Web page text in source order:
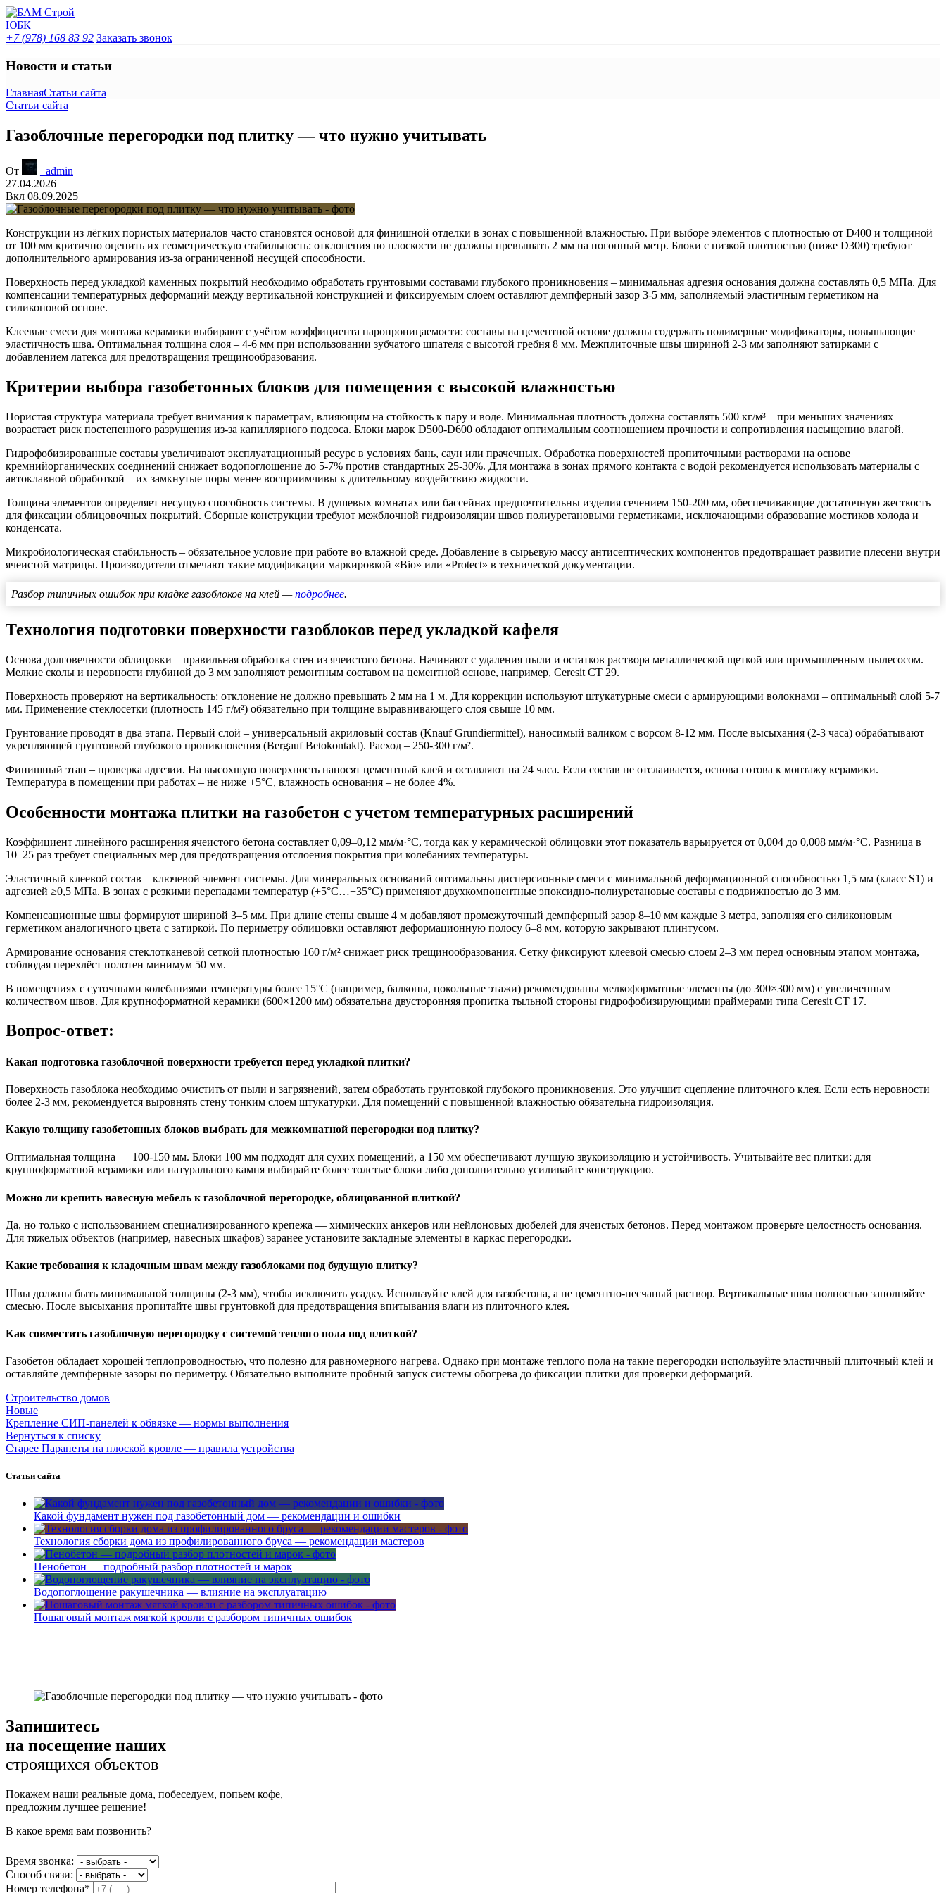
+7 (978) 168 83 92 Заказать звонок
Новости и статьи
ГлавнаяСтатьи сайта
Статьи сайта
Газоблочные перегородки под плитку — что нужно учитывать
От
_admin
27.04.2026
Вкл 08.09.2025
Конструкции из лёгких пористых материалов часто становятся основой для финишной отделки в зонах с повышенной влажностью. При выборе элементов с плотностью от D400 и толщиной
от 100 мм критично оценить их геометрическую стабильность: отклонения по плоскости не должны превышать 2 мм на погонный метр. Блоки с низкой плотностью (ниже D300) требуют
дополнительного армирования из-за ограниченной несущей способности.
Поверхность перед укладкой каменных покрытий необходимо обработать грунтовыми составами глубокого проникновения – минимальная адгезия основания должна составлять 0,5 МПа. Для
компенсации температурных деформаций между вертикальной конструкцией и фиксируемым слоем оставляют демпферный зазор 3-5 мм, заполняемый эластичным герметиком на
силиконовой основе.
Клеевые смеси для монтажа керамики выбирают с учётом коэффициента паропроницаемости: составы на цементной основе должны содержать полимерные модификаторы, повышающие
эластичность шва. Оптимальная толщина слоя – 4-6 мм при использовании зубчатого шпателя с высотой гребня 8 мм. Межплиточные швы шириной 2-3 мм заполняют затирками с
добавлением латекса для предотвращения трещинообразования.
Критерии выбора газобетонных блоков для помещения с высокой влажностью
Пористая структура материала требует внимания к параметрам, влияющим на стойкость к пару и воде. Минимальная плотность должна составлять 500 кг/м³ – при меньших значениях
возрастает риск постепенного разрушения из-за капиллярного подсоса. Блоки марок D500-D600 обладают оптимальным соотношением прочности и сопротивления насыщению влагой.
Гидрофобизированные составы увеличивают эксплуатационный ресурс в условиях бань, саун или прачечных. Обработка поверхностей пропиточными растворами на основе
кремнийорганических соединений снижает водопоглощение до 5-7% против стандартных 25-30%. Для монтажа в зонах прямого контакта с водой рекомендуется использовать материалы с
автоклавной обработкой – их замкнутые поры менее восприимчивы к длительному воздействию жидкости.
Толщина элементов определяет несущую способность системы. В душевых комнатах или бассейнах предпочтительны изделия сечением 150-200 мм, обеспечивающие достаточную жесткость
для фиксации облицовочных покрытий. Сборные конструкции требуют межблочной гидроизоляции швов полиуретановыми герметиками, исключающими образование мостиков холода и
конденсата.
Микробиологическая стабильность – обязательное условие при работе во влажной среде. Добавление в сырьевую массу антисептических компонентов предотвращает развитие плесени внутри
ячеистой матрицы. Производители отмечают такие модификации маркировкой «Bio» или «Protect» в технической документации.
Разбор типичных ошибок при кладке газоблоков на клей —подробнее.
Технология подготовки поверхности газоблоков перед укладкой кафеля
Основа долговечности облицовки – правильная обработка стен из ячеистого бетона. Начинают с удаления пыли и остатков раствора металлической щеткой или промышленным пылесосом.
Мелкие сколы и неровности глубиной до 3 мм заполняют ремонтным составом на цементной основе, например, Ceresit CT 29.
Поверхность проверяют на вертикальность: отклонение не должно превышать 2 мм на 1 м. Для коррекции используют штукатурные смеси с армирующими волокнами – оптимальный слой 5-7
мм. Применение стеклосетки (плотность 145 г/м²) обязательно при толщине выравнивающего слоя свыше 10 мм.
Грунтование проводят в два этапа. Первый слой – универсальный акриловый состав (Knauf Grundiermittel), наносимый валиком с ворсом 8-12 мм. После высыхания (2-3 часа) обрабатывают
укрепляющей грунтовкой глубокого проникновения (Bergauf Betokontakt). Расход – 250-300 г/м².
Финишный этап – проверка адгезии. На высохшую поверхность наносят цементный клей и оставляют на 24 часа. Если состав не отслаивается, основа готова к монтажу керамики.
Температура в помещении при работах – не ниже +5°C, влажность основания – не более 4%.
Особенности монтажа плитки на газобетон с учетом температурных расширений
Коэффициент линейного расширения ячеистого бетона составляет 0,09–0,12 мм/м·°C, тогда как у керамической облицовки этот показатель варьируется от 0,004 до 0,008 мм/м·°C. Разница в
10–25 раз требует специальных мер для предотвращения отслоения покрытия при колебаниях температуры.
Эластичный клеевой состав – ключевой элемент системы. Для минеральных оснований оптимальны дисперсионные смеси с минимальной деформационной способностью 1,5 мм (класс S1) и
адгезией ≥0,5 МПа. В зонах с резкими перепадами температур (+5°C…+35°C) применяют двухкомпонентные эпоксидно-полиуретановые составы с подвижностью до 3 мм.
Компенсационные швы формируют шириной 3–5 мм. При длине стены свыше 4 м добавляют промежуточный демпферный зазор 8–10 мм каждые 3 метра, заполняя его силиконовым
герметиком аналогичного цвета с затиркой. По периметру облицовки оставляют деформационную полосу 6–8 мм, которую закрывают плинтусом.
Армирование основания стеклотканевой сеткой плотностью 160 г/м² снижает риск трещинообразования. Сетку фиксируют клеевой смесью слоем 2–3 мм перед основным этапом монтажа,
соблюдая перехлёст полотен минимум 50 мм.
В помещениях с суточными колебаниями температуры более 15°C (например, балконы, цокольные этажи) рекомендованы мелкоформатные элементы (до 300×300 мм) с увеличенным
количеством швов. Для крупноформатной керамики (600×1200 мм) обязательна двусторонняя пропитка тыльной стороны гидрофобизирующими праймерами типа Ceresit CT 17.
Вопрос-ответ:
Какая подготовка газоблочной поверхности требуется перед укладкой плитки?
Поверхность газоблока необходимо очистить от пыли и загрязнений, затем обработать грунтовкой глубокого проникновения. Это улучшит сцепление плиточного клея. Если есть неровности
более 2-3 мм, рекомендуется выровнять стену тонким слоем штукатурки. Для помещений с повышенной влажностью обязательна гидроизоляция.
Какую толщину газобетонных блоков выбрать для межкомнатной перегородки под плитку?
Оптимальная толщина — 100-150 мм. Блоки 100 мм подходят для сухих помещений, а 150 мм обеспечивают лучшую звукоизоляцию и устойчивость. Учитывайте вес плитки: для
крупноформатной керамики или натурального камня выбирайте более толстые блоки либо дополнительно усиливайте конструкцию.
Можно ли крепить навесную мебель к газоблочной перегородке, облицованной плиткой?
Да, но только с использованием специализированного крепежа — химических анкеров или нейлоновых дюбелей для ячеистых бетонов. Перед монтажом проверьте целостность основания.
Для тяжелых объектов (например, навесных шкафов) заранее установите закладные элементы в каркас перегородки.
Какие требования к кладочным швам между газоблоками под будущую плитку?
Швы должны быть минимальной толщины (2-3 мм), чтобы исключить усадку. Используйте клей для газобетона, а не цементно-песчаный раствор. Вертикальные швы полностью заполняйте
смесью. После высыхания пропитайте швы грунтовкой для предотвращения впитывания влаги из плиточного клея.
Как совместить газоблочную перегородку с системой теплого пола под плиткой?
Газобетон обладает хорошей теплопроводностью, что полезно для равномерного нагрева. Однако при монтаже теплого пола на такие перегородки используйте эластичный плиточный клей и
оставляйте демпферные зазоры по периметру. Обязательно выполните пробный запуск системы обогрева до фиксации плитки для проверки деформаций.
Строительство домов
Новые
Крепление СИП-панелей к обвязке — нормы выполнения
Вернуться к списку
Старее Парапеты на плоской кровле — правила устройства
Статьи сайта
Какой фундамент нужен под газобетонный дом — рекомендации и ошибки
Технология сборки дома из профилированного бруса — рекомендации мастеров
Пенобетон — подробный разбор плотностей и марок
Водопоглощение ракушечника — влияние на эксплуатацию
Пошаговый монтаж мягкой кровли с разбором типичных ошибок
Запишитесь
на посещение наших
строящихся объектов
Покажем наши реальные дома, побеседуем, попьем кофе,
предложим лучшее решение!
В какое время вам позвонить?
Время звонка:
Способ связи:
Номер телефона*